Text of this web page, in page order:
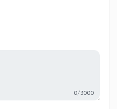
0/3000